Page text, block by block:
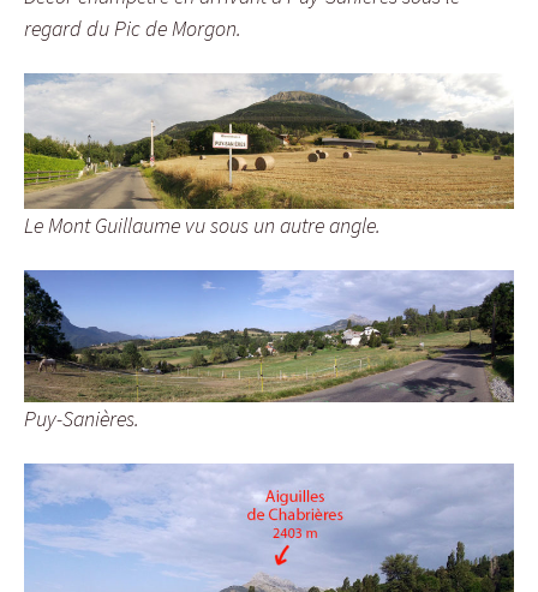
regard du Pic de Morgon.
Le Mont Guillaume vu sous un autre angle.
Puy-Sanières.